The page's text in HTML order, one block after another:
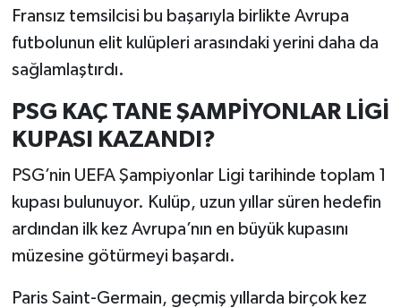
Fransız temsilcisi bu başarıyla birlikte Avrupa
futbolunun elit kulüpleri arasındaki yerini daha da
sağlamlaştırdı.
PSG KAÇ TANE ŞAMPİYONLAR LİGİ
KUPASI KAZANDI?
PSG’nin UEFA Şampiyonlar Ligi tarihinde toplam 1
kupası bulunuyor. Kulüp, uzun yıllar süren hedefin
ardından ilk kez Avrupa’nın en büyük kupasını
müzesine götürmeyi başardı.
Paris Saint-Germain, geçmiş yıllarda birçok kez